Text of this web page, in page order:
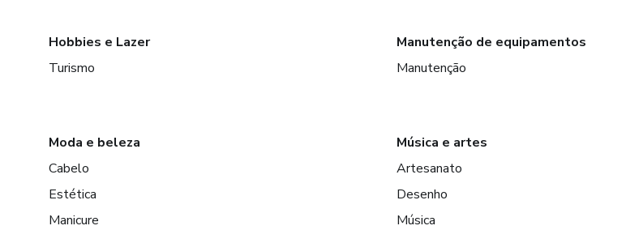
Hobbies e Lazer
Turismo
Manutenção de equipamentos
Manutenção
Moda e beleza
Cabelo
Estética
Manicure
Música e artes
Artesanato
Desenho
Música